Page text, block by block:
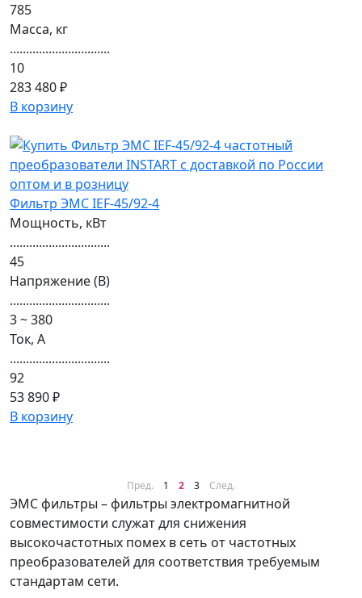
785
Масса, кг
...............................
10
283 480 ₽
В корзину
Фильтр ЭМС IEF-45/92-4
Мощность, кВт
...............................
45
Напряжение (В)
...............................
3 ~ 380
Ток, А
...............................
92
53 890 ₽
В корзину
Пред. 1 2 3 След.
ЭМС фильтры – фильтры электромагнитной
совместимости служат для снижения
высокочастотных помех в сеть от частотных
преобразователей для соответствия требуемым
стандартам сети.